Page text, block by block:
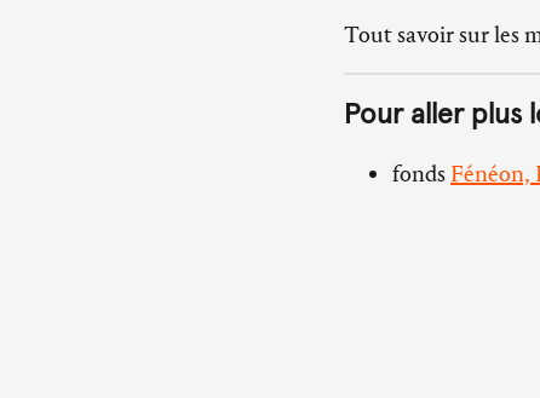
Tout savoir sur les
Pour aller plus
fonds Fénéon,